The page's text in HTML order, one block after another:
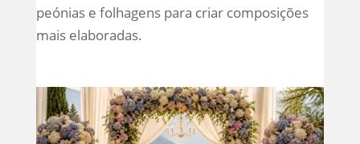
peónias e folhagens para criar composições
mais elaboradas.